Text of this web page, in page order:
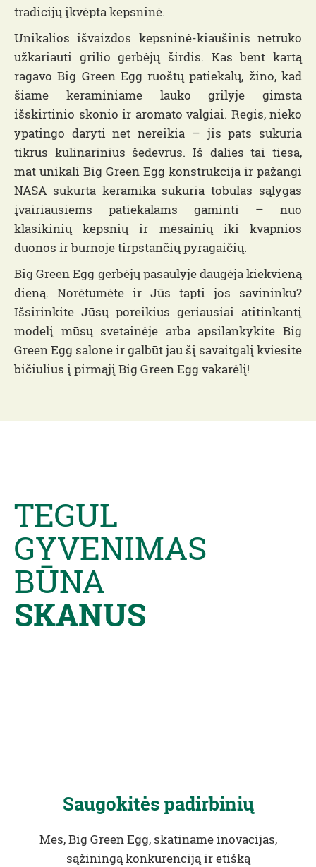
tradicijų įkvėpta kepsninė.
Unikalios išvaizdos kepsninė-kiaušinis netruko
užkariauti grilio gerbėjų širdis. Kas bent kartą
ragavo Big Green Egg ruoštų patiekalų, žino, kad
šiame keraminiame lauko grilyje gimsta
išskirtinio skonio ir aromato valgiai. Regis, nieko
ypatingo daryti net nereikia – jis pats sukuria
tikrus kulinarinius šedevrus. Iš dalies tai tiesa,
mat unikali Big Green Egg konstrukcija ir pažangi
NASA sukurta keramika sukuria tobulas sąlygas
įvairiausiems patiekalams gaminti – nuo
klasikinių kepsnių ir mėsainių iki kvapnios
duonos ir burnoje tirpstančių pyragaičių.
Big Green Egg gerbėjų pasaulyje daugėja kiekvieną
dieną. Norėtumėte ir Jūs tapti jos savininku?
Išsirinkite Jūsų poreikius geriausiai atitinkantį
modelį mūsų svetainėje arba apsilankykite Big
Green Egg salone ir galbūt jau šį savaitgalį kviesite
bičiulius į pirmąjį Big Green Egg vakarėlį!
TEGUL
GYVENIMAS
BŪNA
SKANUS
Saugokitės padirbinių
Mes, Big Green Egg, skatiname inovacijas,
sąžiningą konkurenciją ir etišką